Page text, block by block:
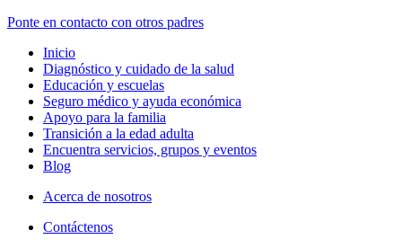
Ponte en contacto con otros padres
Inicio
Diagnóstico y cuidado de la salud
Educación y escuelas
Seguro médico y ayuda económica
Apoyo para la familia
Transición a la edad adulta
Encuentra servicios, grupos y eventos
Blog
Acerca de nosotros
Contáctenos